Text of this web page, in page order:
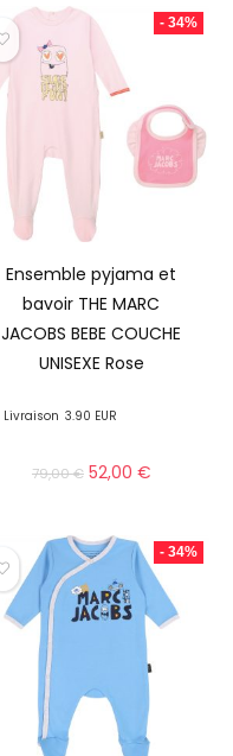
- 34%
Ensemble pyjama et
bavoir THE MARC
JACOBS BEBE COUCHE
UNISEXE Rose
Livraison 3.90 EUR
79,00€ 52,00 €
- 34%